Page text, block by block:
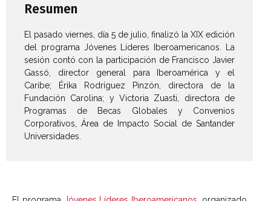
Resumen
El pasado viernes, día 5 de julio, finalizó la XIX edición
del programa Jóvenes Líderes Iberoamericanos. La
sesión contó con la participación de Francisco Javier
Gassó, director general para Iberoamérica y el
Caribe; Érika Rodríguez Pinzón, directora de la
Fundación Carolina; y Victoria Zuasti, directora de
Programas de Becas Globales y Convenios
Corporativos, Área de Impacto Social de Santander
Universidades.